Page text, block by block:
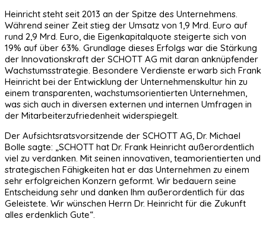
Heinricht steht seit 2013 an der Spitze des Unternehmens.
Während seiner Zeit stieg der Umsatz von 1,9 Mrd. Euro auf
rund 2,9 Mrd. Euro, die Eigenkapitalquote steigerte sich von
19% auf über 63%. Grundlage dieses Erfolgs war die Stärkung
der Innovationskraft der SCHOTT AG mit daran anknüpfender
Wachstumsstrategie. Besondere Verdienste erwarb sich Frank
Heinricht bei der Entwicklung der Unternehmens­kultur hin zu
einem transparenten, wachstumsorientierten Unternehmen,
was sich auch in diversen externen und internen Umfragen in
der Mitarbeiterzufriedenheit widerspiegelt.
Der Aufsichtsratsvorsitzende der SCHOTT AG, Dr. Michael
Bolle sagte: „SCHOTT hat Dr. Frank Heinricht außerordentlich
viel zu verdanken. Mit seinen innovativen, teamorientierten und
strategischen Fähigkeiten hat er das Unternehmen zu einem
sehr erfolgreichen Konzern geformt. Wir bedauern seine
Entscheidung sehr und danken Ihm außerordentlich für das
Geleistete. Wir wünschen Herrn Dr. Heinricht für die Zukunft
alles erdenklich Gute“.